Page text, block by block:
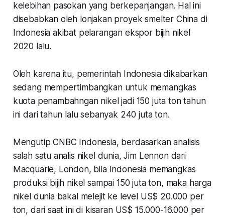
kelebihan pasokan yang berkepanjangan. Hal ini
disebabkan oleh lonjakan proyek smelter China di
Indonesia akibat pelarangan ekspor bijih nikel
2020 lalu.
Oleh karena itu, pemerintah Indonesia dikabarkan
sedang mempertimbangkan untuk memangkas
kuota penambahngan nikel jadi 150 juta ton tahun
ini dari tahun lalu sebanyak 240 juta ton.
Mengutip CNBC Indonesia, berdasarkan analisis
salah satu analis nikel dunia, Jim Lennon dari
Macquarie, London, bila Indonesia memangkas
produksi bijih nikel sampai 150 juta ton, maka harga
nikel dunia bakal melejit ke level US$ 20.000 per
ton, dari saat ini di kisaran US$ 15.000-16.000 per